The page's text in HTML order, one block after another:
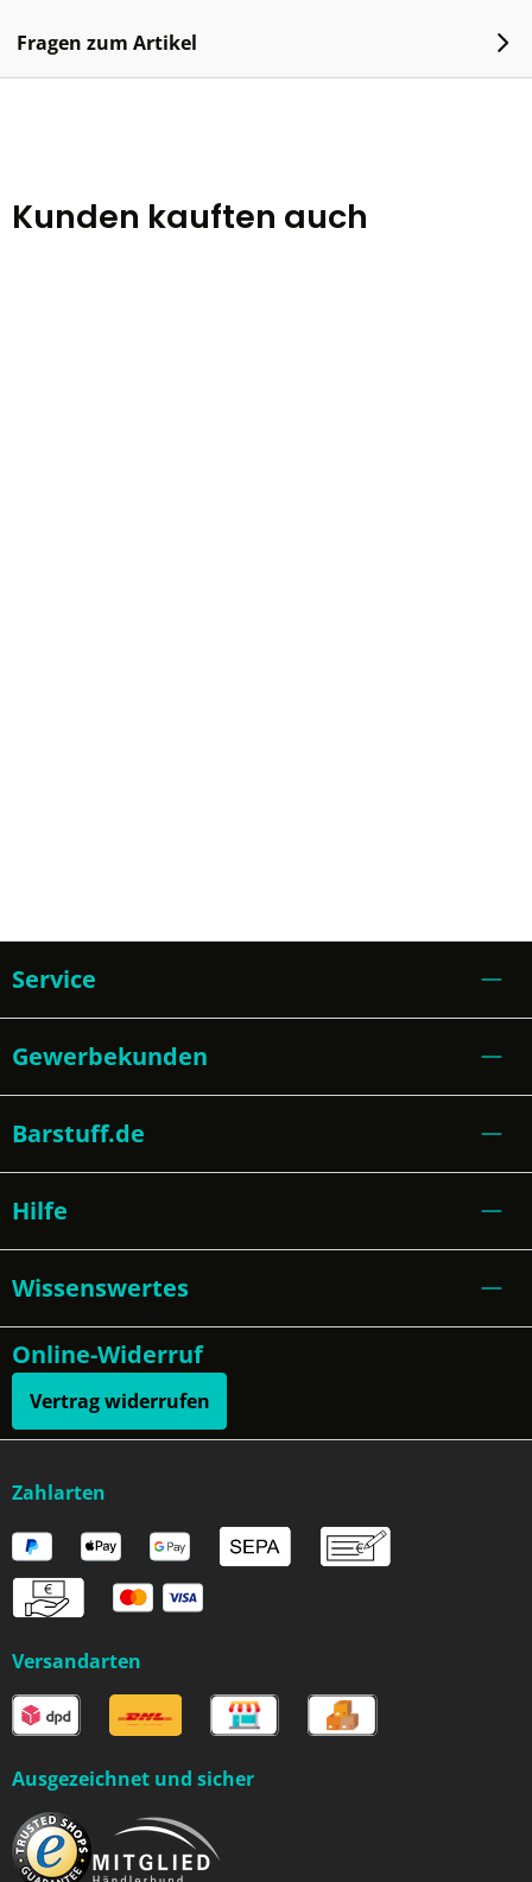
Fragen zum Artikel
Kunden kauften auch
Service
Gewerbekunden
Barstuff.de
Hilfe
Wissenswertes
Online-Widerruf
Vertrag widerrufen
Zahlarten
Versandarten
Ausgezeichnet und sicher